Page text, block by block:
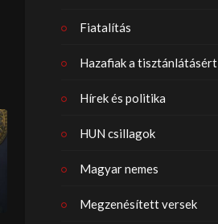
Fiatalítás
Hazafiak a tisztánlátásért
Hírek és politika
HUN csillagok
Magyar nemes
Megzenésített versek